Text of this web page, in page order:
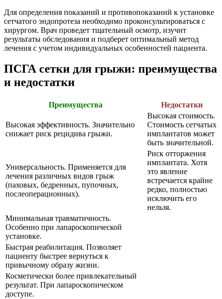
Для определения показаний и противопоказаний к установке
сетчатого эндопротеза необходимо проконсультироваться с
хирургом. Врач проведет тщательный осмотр, изучит
результаты обследования и подберет оптимальный метод
лечения с учетом индивидуальных особенностей пациента.
ПСГА сетки для грыжи: преимущества
и недостатки
Преимущества Недостатки
Высокая эффективность. Значительно
снижает риск рецидива грыжи.
Высокая стоимость.
Стоимость сетчатых
имплантатов может
быть значительной.
Универсальность. Применяется для
лечения различных видов грыж
(паховых, бедренных, пупочных,
послеоперационных).
Риск отторжения
имплантата. Хотя
это явление
встречается крайне
редко, полностью
исключить его
нельзя.
Минимальная травматичность.
Особенно при лапароскопической
установке.
Быстрая реабилитация. Позволяет
пациенту быстрее вернуться к
привычному образу жизни.
Косметически более привлекательный
результат. При лапароскопическом
доступе.